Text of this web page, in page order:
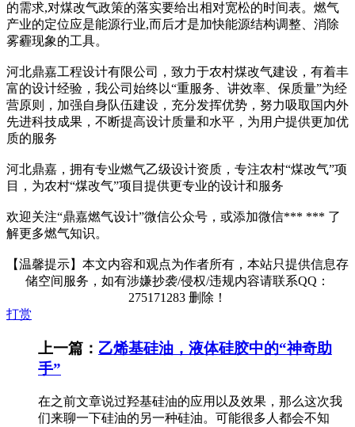
的需求,对煤改气政策的落实要给出相对宽松的时间表。燃气
产业的定位应是能源行业,而后才是加快能源结构调整、消除
雾霾现象的工具。
河北鼎嘉工程设计有限公司，致力于农村煤改气建设，有着丰
富的设计经验，我公司始终以“重服务、讲效率、保质量”为经
营原则，加强自身队伍建设，充分发挥优势，努力吸取国内外
先进科技成果，不断提高设计质量和水平，为用户提供更加优
质的服务
河北鼎嘉，拥有专业燃气乙级设计资质，专注农村“煤改气”项
目，为农村“煤改气”项目提供更专业的设计和服务
欢迎关注“鼎嘉燃气设计”微信公众号，或添加微信*** *** 了
解更多燃气知识。
【温馨提示】本文内容和观点为作者所有，本站只提供信息存
储空间服务，如有涉嫌抄袭/侵权/违规内容请联系QQ：
275171283 删除！
打赏
上一篇： 乙烯基硅油，液体硅胶中的“神奇助
手”
在之前文章说过羟基硅油的应用以及效果，那么这次我
们来聊一下硅油的另一种硅油。可能很多人都会不知